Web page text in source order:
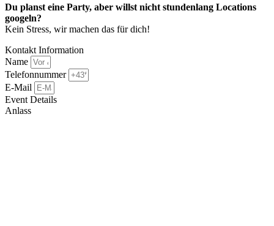
Du planst eine Party, aber willst nicht stundenlang Locations
googeln?
Kein Stress, wir machen das für dich!
Kontakt Information
Name
Telefonnummer
E-Mail
Event Details
Anlass